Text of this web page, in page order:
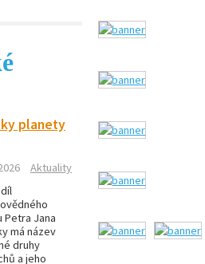
planety
Aktuality
Petra Jana
má název
druhy
a jeho